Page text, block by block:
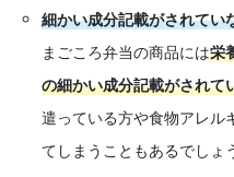
細かい成分記載がされてい
まごころ弁当の商品には栄
の細かい成分記載がされて
遣っている方や食物アレル
てしまうこともあるでしょ